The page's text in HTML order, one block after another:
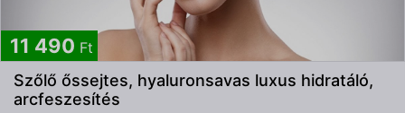
11 490 Ft
Szőlő őssejtes, hyaluronsavas luxus hidratáló,
arcfeszesítés